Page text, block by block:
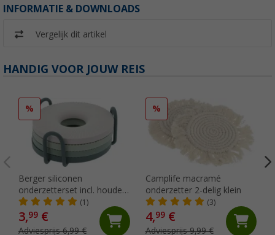
INFORMATIE & DOWNLOADS
Vergelijk dit artikel
HANDIG VOOR JOUW REIS
%
Berger siliconen
onderzetterset incl. houder
groen
(1)
3,99 €
Adviesprijs 6,99 €
%
Camplife macramé
onderzetter 2-delig klein
(3)
4,99€
Adviesprijs 9,99 €